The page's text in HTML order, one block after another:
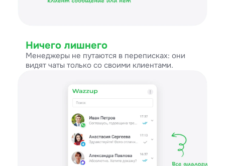
Ничего лишнего
Менеджеры не путаются в переписках: они
видят чаты только со своими клиентами.